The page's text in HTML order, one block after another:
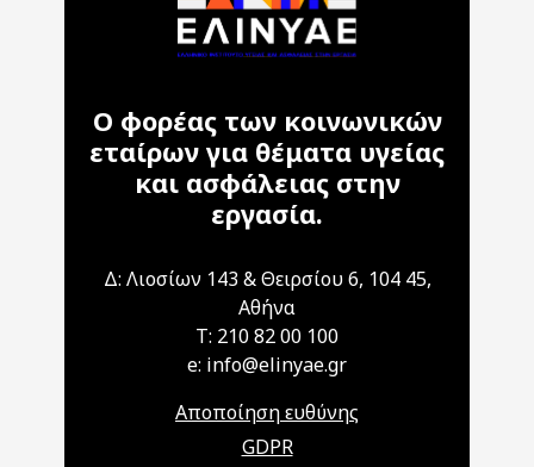
Ο φορέας των κοινωνικών
εταίρων για θέματα υγείας
και ασφάλειας στην
εργασία.
Δ: Λιοσίων 143 & Θειρσίου 6, 104 45,
Αθήνα
T: 210 82 00 100
e: info@elinyae.gr
Αποποίηση ευθύνης
GDPR